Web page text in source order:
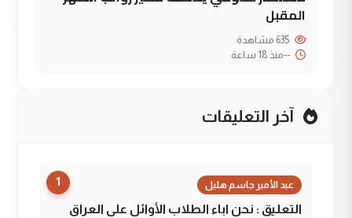
المقبل
--منذ 18 ساعة
آخر التعليقات
1 عبد الأمير جاسم هليل
التعليق : نحن اباء الطلاب الأوائل على العراق